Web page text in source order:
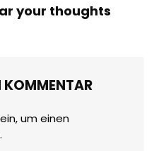
your thoughts
KOMMENTAR
um einen